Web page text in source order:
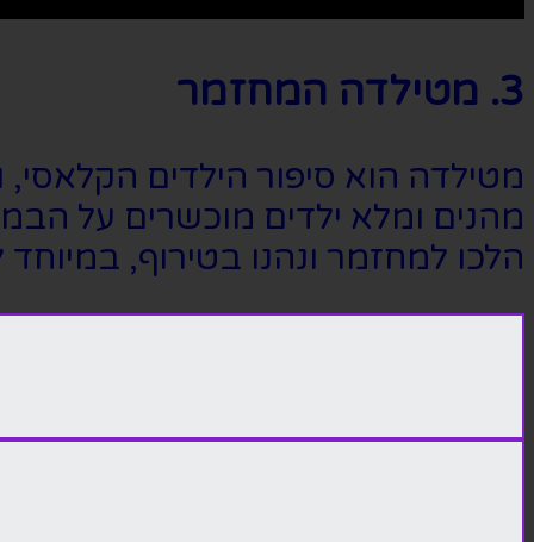
3. מטילדה המחזמר
מטילדה הוא סיפור הילדים הקלאסי,
מהנים ומלא ילדים מוכשרים על
הלכו למחזמר ונהנו בטירוף,